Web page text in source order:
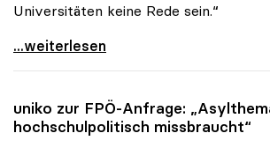
Universitäten keine Rede sein.“
Schmidinger: „Von besseren
...weiterlesen
uniko zur FPÖ-Anfrage:
hochschulpolitisch missbraucht“